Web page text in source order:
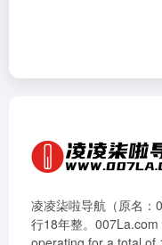
凌凌柒啦导航（原名：
行18年整。